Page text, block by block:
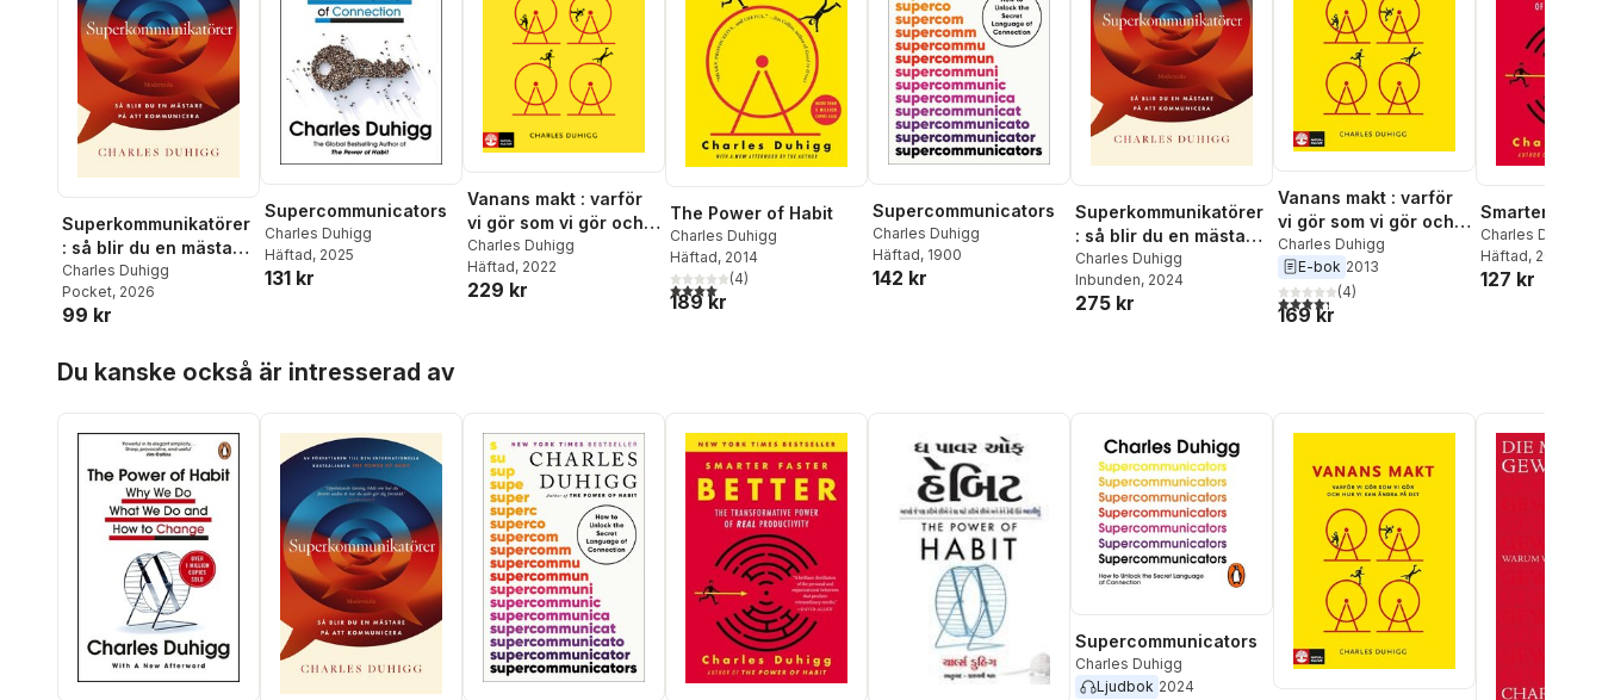
Superkommunikatörer
: så blir du en mästare
på att kommunicera
Charles Duhigg
Pocket, 2026
99 kr
Supercommunicators
Charles Duhigg
Häftad, 2025
131 kr
Vanans makt : varför
vi gör som vi gör och
hur vi kan ändra på
det
Charles Duhigg
Häftad, 2022
229 kr
The Power of Habit
Charles Duhigg
Häftad, 2014
4,0utav 5 stjärnor. Totalt antal röster:
(4)
189 kr
Supercommunicators
Charles Duhigg
Häftad, 1900
142 kr
Superkommunikatörer
: så blir du en mästare
på att kommunicera
Charles Duhigg
Inbunden, 2024
275 kr
Vanans makt : varför
vi gör som vi gör och
hur vi kan ändra på
det
Charles Duhigg
E-bok 2013
4,3utav 5 stjärnor. Totalt antal röster:
(4)
169 kr
Smarter
Charles Duhigg
Häftad, 2017
127 kr
Du kanske också är intresserad av
Supercommunicators
Charles Duhigg
Ljudbok 2024